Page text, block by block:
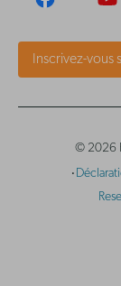
Inscrivez-vous
© 2026
·